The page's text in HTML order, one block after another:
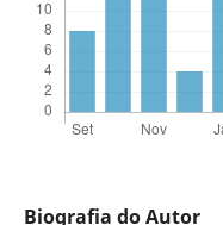
Biografia do Autor